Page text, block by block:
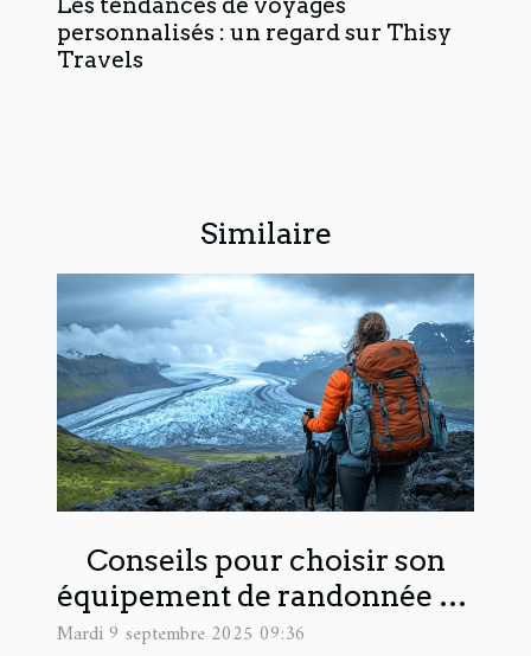
Les tendances de voyages
personnalisés : un regard sur Thisy
Travels
Similaire
Conseils pour choisir son
équipement de randonnée en
Islande
Mardi 9 septembre 2025 09:36